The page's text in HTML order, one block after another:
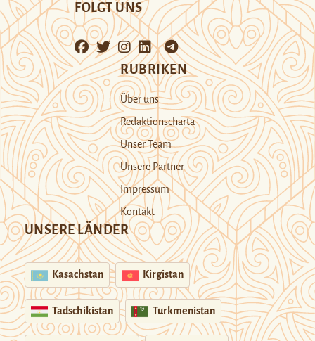
FOLGT UNS
RUBRIKEN
Über uns
Redaktionscharta
Unser Team
Unsere Partner
Impressum
Kontakt
UNSERE LÄNDER
Kasachstan Kirgistan
Tadschikistan Turkmenistan